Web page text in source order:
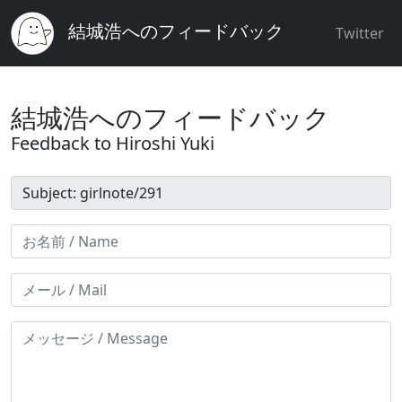
結城浩へのフィードバック Twitter
結城浩へのフィードバック
Feedback to Hiroshi Yuki